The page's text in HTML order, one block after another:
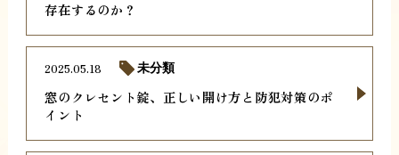
存在するのか？
窓のクレセント錠、正しい開け方と防犯対策のポ
イント
2025.05.18 未分類